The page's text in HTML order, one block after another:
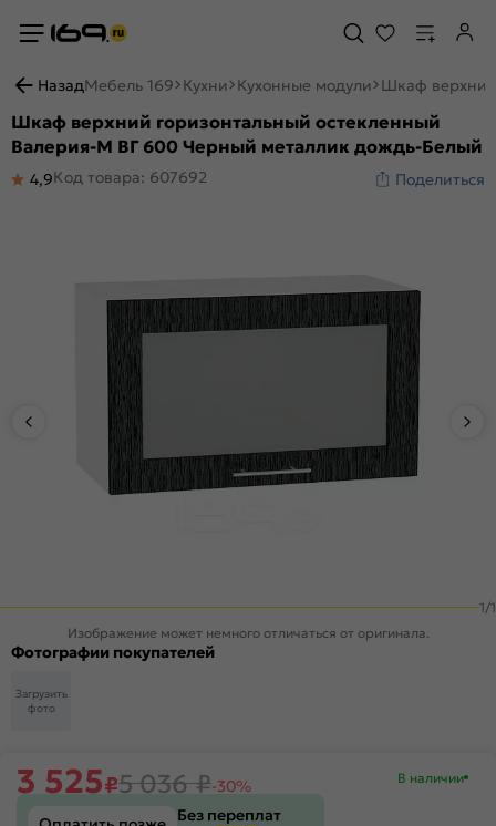
НазадМебель 169 Кухни Кухонные модули Шкаф
Шкаф верхний горизонтальный остекленный
Валерия-М ВГ 600 Черный металлик дождь-Белый
4,9Код товара: 607692 Поделиться
1/1
Изображение может немного отличаться от оригинала.
Фотографии покупателей
Загрузить
фото
3 525₽5 036₽-30% В наличии
Без переплат